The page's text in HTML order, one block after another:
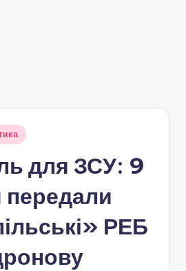
для ЗСУ: 9
передали
РЕБ